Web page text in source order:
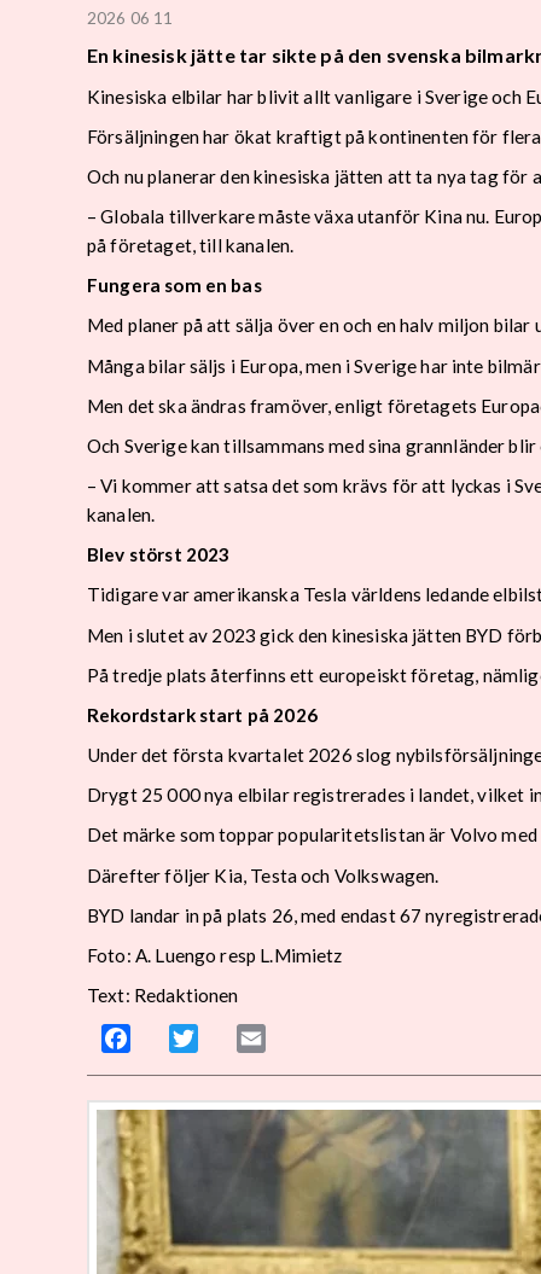
2026 06 11
En kinesisk jätte tar sikte på den svenska
Kinesiska elbilar har blivit allt vanligare i Sverige och
Försäljningen har ökat kraftigt på kontinenten för
Och nu planerar den kinesiska jätten att ta nya tag för
– Globala tillverkare måste växa utanför Kina nu.
på företaget, till kanalen.
Fungera som en bas
Med planer på att sälja över en och en halv miljon
Många bilar säljs i Europa, men i Sverige har inte
Men det ska ändras framöver, enligt företagets
Och Sverige kan tillsammans med sina grannländer
– Vi kommer att satsa det som krävs för att lyckas i
kanalen.
Blev störst 2023
Tidigare var amerikanska Tesla världens ledande
Men i slutet av 2023 gick den kinesiska jätten BYD
På tredje plats återfinns ett europeiskt företag,
Rekordstark start på 2026
Under det första kvartalet 2026 slog
Drygt 25 000 nya elbilar registrerades i landet, vilket
Det märke som toppar popularitetslistan är Volvo
Därefter följer Kia, Testa och Volkswagen.
BYD landar in på plats 26, med endast 67
Foto: A. Luengo resp L.Mimietz
Text: Redaktionen
Facebook Twitter